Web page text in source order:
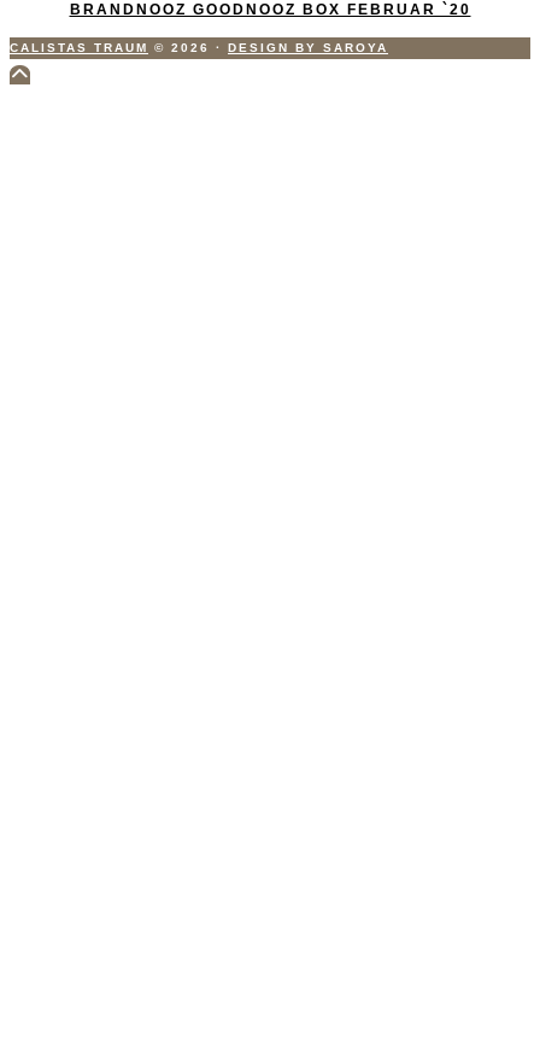
BRANDNOOZ GOODNOOZ BOX FEBRUAR `20
CALISTAS TRAUM © 2026 · DESIGN BY SAROYA
Scroll